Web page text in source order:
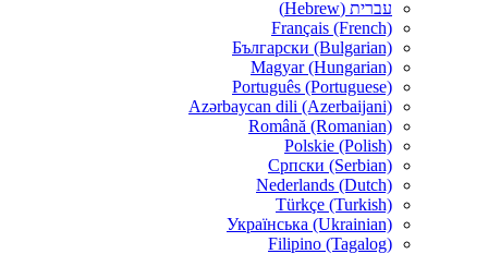
עברית (Hebrew)
Français (French)
Български (Bulgarian)
Magyar (Hungarian)
Português (Portuguese)
Azərbaycan dili (Azerbaijani)
Română (Romanian)
Polskie (Polish)
Српски (Serbian)
Nederlands (Dutch)
Türkçe (Turkish)
Українська (Ukrainian)
Filipino (Tagalog)